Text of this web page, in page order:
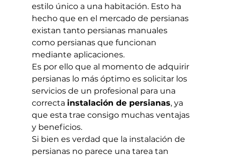
estilo único a una habitación. Esto ha
hecho que en el mercado de persianas
existan tanto persianas manuales
como persianas que funcionan
mediante aplicaciones.
Es por ello que al momento de adquirir
persianas lo más óptimo es solicitar los
servicios de un profesional para una
correcta instalación de persianas, ya
que esta trae consigo muchas ventajas
y beneficios.
Si bien es verdad que la instalación de
persianas no parece una tarea tan